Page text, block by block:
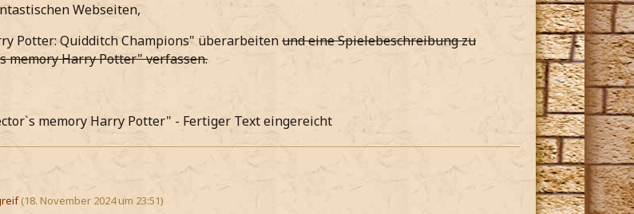
Webseiten,
Potter: Quidditch Champions" überarbeitenund eine Spielebeschreibung zu
memory Harry Potter" verfassen.
memory Harry Potter" - Fertiger Text eingereicht
(18. November 2024 um 23:51)